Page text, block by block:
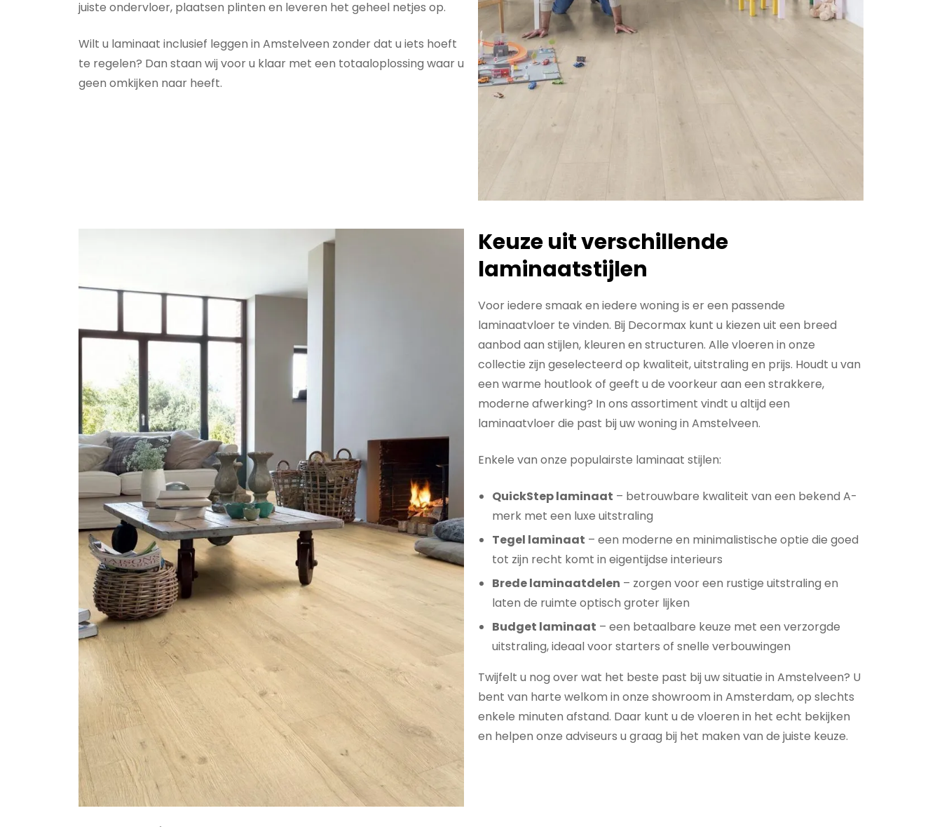
juiste ondervloer, plaatsen plinten en leveren het geheel netjes op.
Wilt u laminaat inclusief leggen in Amstelveen zonder dat u iets hoeft
te regelen? Dan staan wij voor u klaar met een totaaloplossing waar u
geen omkijken naar heeft.
Keuze uit verschillende
laminaatstijlen
Voor iedere smaak en iedere woning is er een passende
laminaatvloer te vinden. Bij Decormax kunt u kiezen uit een breed
aanbod aan stijlen, kleuren en structuren. Alle vloeren in onze
collectie zijn geselecteerd op kwaliteit, uitstraling en prijs. Houdt u van
een warme houtlook of geeft u de voorkeur aan een strakkere,
moderne afwerking? In ons assortiment vindt u altijd een
laminaatvloer die past bij uw woning in Amstelveen.
Enkele van onze populairste laminaat stijlen:
QuickStep laminaat – betrouwbare kwaliteit van een bekend A-
merk met een luxe uitstraling
Tegel laminaat – een moderne en minimalistische optie die goed
tot zijn recht komt in eigentijdse interieurs
Brede laminaatdelen – zorgen voor een rustige uitstraling en
laten de ruimte optisch groter lijken
Budget laminaat – een betaalbare keuze met een verzorgde
uitstraling, ideaal voor starters of snelle verbouwingen
Twijfelt u nog over wat het beste past bij uw situatie in Amstelveen? U
bent van harte welkom in onze showroom in Amsterdam, op slechts
enkele minuten afstand. Daar kunt u de vloeren in het echt bekijken
en helpen onze adviseurs u graag bij het maken van de juiste keuze.